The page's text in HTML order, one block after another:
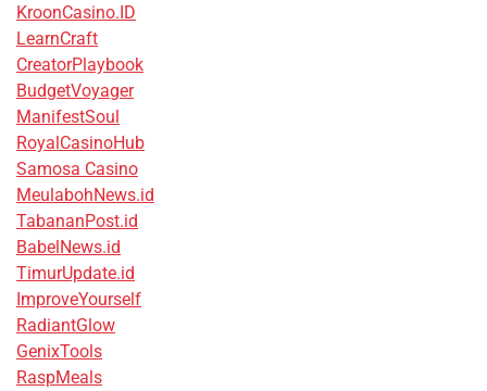
KroonCasino.ID
LearnCraft
CreatorPlaybook
BudgetVoyager
ManifestSoul
RoyalCasinoHub
Samosa Casino
MeulabohNews.id
TabananPost.id
BabelNews.id
TimurUpdate.id
ImproveYourself
RadiantGlow
GenixTools
RaspMeals